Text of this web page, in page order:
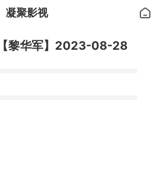
凝聚影视
黎华军】2023-08-28